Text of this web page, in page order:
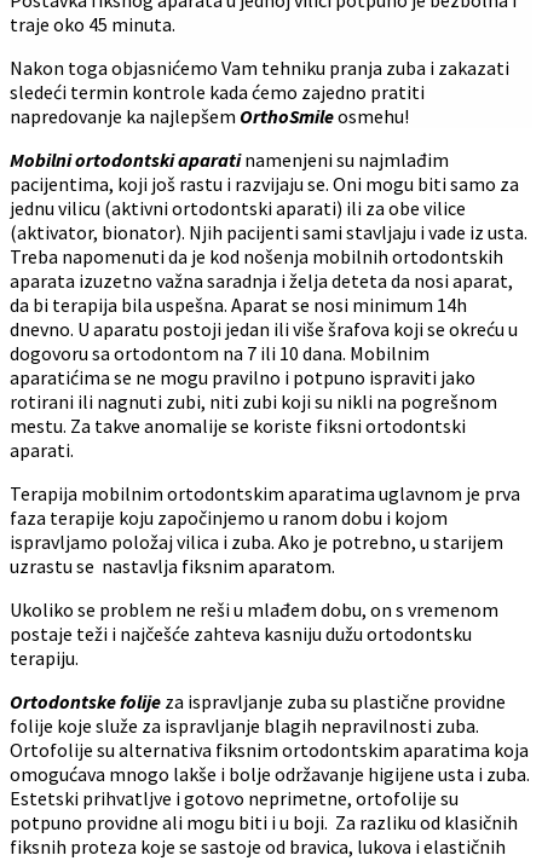
traje oko 45 minuta.
Nakon toga objasnićemo Vam tehniku pranja zuba i zakazati
sledeći termin kontrole kada ćemo zajedno pratiti
napredovanje ka najlepšem OrthoSmileosmehu!
Mobilni ortodontski aparatinamenjeni su najmlađim
pacijentima, koji još rastu i razvijaju se. Oni mogu biti samo za
jednu vilicu (aktivni ortodontski aparati) ili za obe vilice
(aktivator, bionator). Njih pacijenti sami stavljaju i vade iz usta.
Treba napomenuti da je kod nošenja mobilnih ortodontskih
aparata izuzetno važna saradnja i želja deteta da nosi aparat,
da bi terapija bila uspešna. Aparat se nosi minimum 14h
dnevno. U aparatu postoji jedan ili više šrafova koji se okreću u
dogovoru sa ortodontom na 7 ili 10 dana. Mobilnim
aparatićima se ne mogu pravilno i potpuno ispraviti jako
rotirani ili nagnuti zubi, niti zubi koji su nikli na pogrešnom
mestu. Za takve anomalije se koriste fiksni ortodontski
aparati.
Terapija mobilnim ortodontskim aparatima uglavnom je prva
faza terapije koju započinjemo u ranom dobu i kojom
ispravljamo položaj vilica i zuba. Ako je potrebno, u starijem
uzrastu se nastavlja fiksnim aparatom.
Ukoliko se problem ne reši u mlađem dobu, on s vremenom
postaje teži i najčešće zahteva kasniju dužu ortodontsku
terapiju.
Ortodontske folije za ispravljanje zuba su plastične providne
folije koje služe za ispravljanje blagih nepravilnosti zuba.
Ortofolije su alternativa fiksnim ortodontskim aparatima koja
omogućava mnogo lakše i bolje održavanje higijene usta i zuba.
Estetski prihvatljve i gotovo neprimetne, ortofolije su
potpuno providne ali mogu biti i u boji. Za razliku od klasičnih
fiksnih proteza koje se sastoje od bravica, lukova i elastičnih